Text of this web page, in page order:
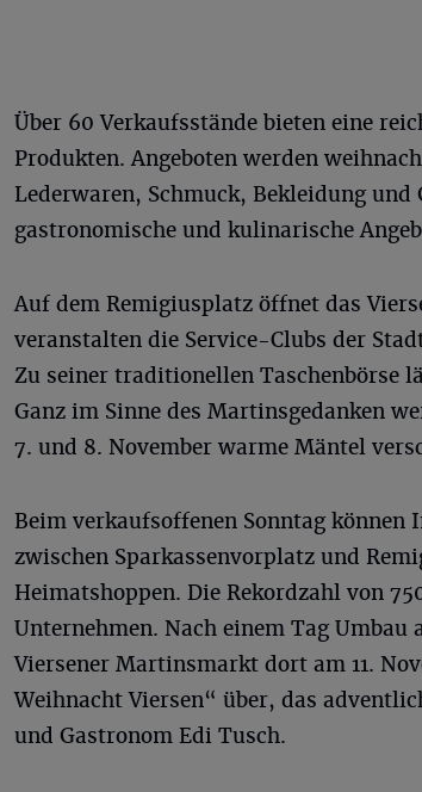
Über 60 Verkaufsstände bieten eine
Produkten. Angeboten werden
Lederwaren, Schmuck, Bekleidung und
gastronomische und kulinarische
Auf dem Remigiusplatz öffnet das
veranstalten die Service-Clubs der
Zu seiner traditionellen Taschenbörse
Ganz im Sinne des Martinsgedanken
7. und 8. November warme Mäntel
Beim verkaufsoffenen Sonntag können
zwischen Sparkassenvorplatz und
Heimatshoppen. Die Rekordzahl von
Unternehmen. Nach einem Tag
Viersener Martinsmarkt dort am 11.
Weihnacht Viersen“ über, das
und Gastronom Edi Tusch.